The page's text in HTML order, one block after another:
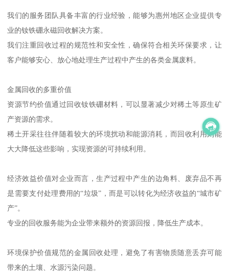
我们的服务团队具备丰富的行业经验，能够为惠州地区企业提供专
业的钕铁硼永磁回收解决方案。
我们注重回收过程的规范性和安全性，确保符合相关环保要求，让
客户能够安心、放心地处理生产过程中产生的各类金属废料。
金属回收的多重价值
资源节约价值通过回收钕铁硼材料，可以显著减少对稀土等原生矿
产资源的需求。
稀土开采往往伴随着较大的环境扰动和能源消耗，而回收利用则能
大大降低这些影响，实现资源的可持续利用。
经济效益价值对企业而言，生产过程中产生的边角料、废弃品不再
是需要支付处理费用的“垃圾”，而是可以转化为经济收益的“城市矿
产”。
专业的回收服务能为企业带来额外的资源回报，降低生产成本。
环境保护价值规范的金属回收处理，避免了有害物质随意丢弃可能
带来的土壤、水源污染问题。